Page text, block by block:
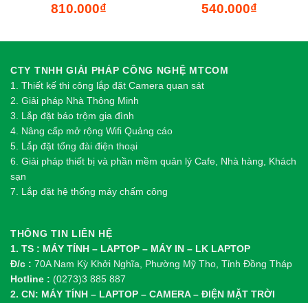
810.000₫ 540.000₫
CTY TNHH GIẢI PHÁP CÔNG NGHỆ MTCOM
1. Thiết kế thi công lắp đặt Camera quan sát
2. Giải pháp Nhà Thông Minh
3. Lắp đặt báo trộm gia đình
4. Nâng cấp mở rộng Wifi Quảng cáo
5. Lắp đặt tổng đài điện thoại
6. Giải pháp thiết bị và phần mềm quản lý Cafe, Nhà hàng, Khách
sạn
7. Lắp đặt hệ thống máy chấm công
THÔNG TIN LIÊN HỆ
1. TS : MÁY TÍNH – LAPTOP – MÁY IN – LK LAPTOP
Đ/c : 70A Nam Kỳ Khởi Nghĩa, Phường Mỹ Tho, Tỉnh Đồng Tháp
Hotline : (0273)3 885 887
2. CN: MÁY TÍNH – LAPTOP – CAMERA – ĐIỆN MẶT TRỜI